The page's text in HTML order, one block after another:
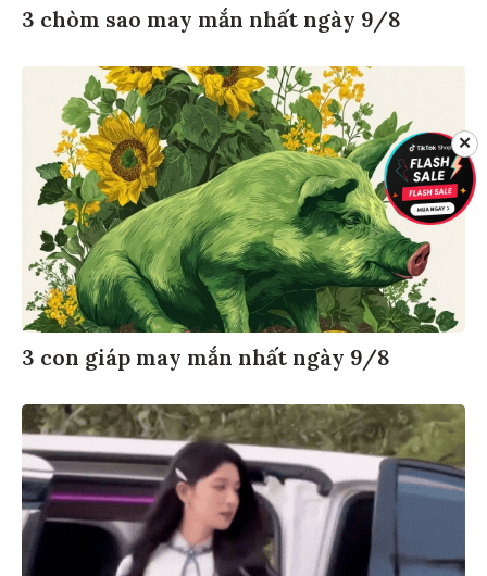
3 chòm sao may mắn nhất ngày 9/8
3 con giáp may mắn nhất ngày 9/8
✕